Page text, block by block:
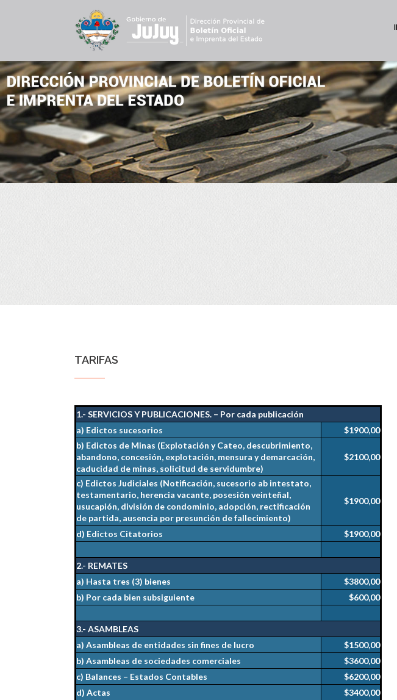
TARIFAS
1.- SERVICIOS Y PUBLICACIONES. – Por cada publicación
a) Edictos sucesorios
$1900,00
b) Edictos de Minas (Explotación y Cateo, descubrimiento,
abandono, concesión, explotación, mensura y demarcación,
caducidad de minas, solicitud de servidumbre)
$2100,00
c) Edictos Judiciales (Notificación, sucesorio ab intestato,
testamentario, herencia vacante, posesión veinteñal,
usucapión, división de condominio, adopción, rectificación
de partida, ausencia por presunción de fallecimiento)
$1900,00
d) Edictos Citatorios $1900,00
2.- REMATES
a) Hasta tres (3) bienes
$3800,00
b) Por cada bien subsiguiente
$600,00
3.- ASAMBLEAS
a) Asambleas de entidades sin fines de lucro
$1500,00
b) Asambleas de sociedades comerciales
$3600,00
c) Balances – Estados Contables
$6200,00
d) Actas
$3400,00